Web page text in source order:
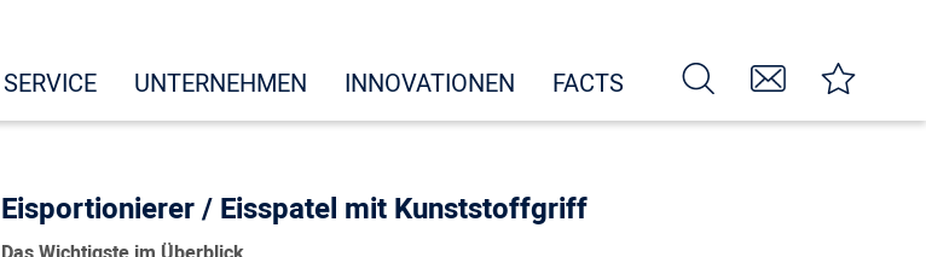
SERVICE UNTERNEHMEN INNOVATIONEN FACTS
Eisportionierer / Eisspatel mit Kunststoffgriff